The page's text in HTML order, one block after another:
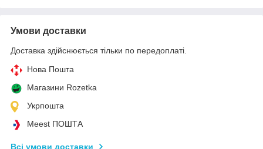
Умови доставки
Доставка здійснюється тільки по передоплаті.
Нова Пошта
Магазини Rozetka
Укрпошта
Meest ПОШТА
Всі умови доставки